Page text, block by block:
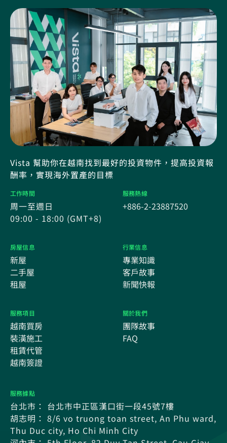
Vista 幫助你在越南找到最好的投資物件，提高投資報
酬率，實現海外置產的目標
工作時間
周一至週日
09:00 - 18:00 (GMT+8)
服務熱線
+886-2-23887520
房屋信息
新屋
二手屋
租屋
行業信息
專業知識
客戶故事
新聞快報
服務項目
越南買房
裝潢施工
租賃代管
越南簽證
關於我們
團隊故事
FAQ
服務據點
台北市： 台北市中正區漢口街一段45號7樓
胡志明： 8/6 vo truong toan street, An Phu ward,
Thu Duc city, Ho Chi Minh City